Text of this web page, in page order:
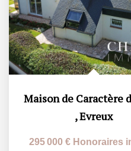
,Evreux
295 000 € Honoraires